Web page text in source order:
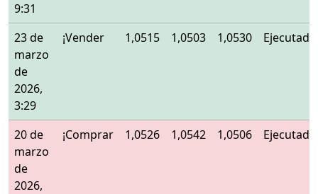
9:31
23 de
marzo
de
2026,
3:29
¡Vender 1,0515 1,0503 1,0530 Ejecutado
20 de
marzo
de
2026,
¡Comprar 1,0526 1,0542 1,0506 Ejecutado